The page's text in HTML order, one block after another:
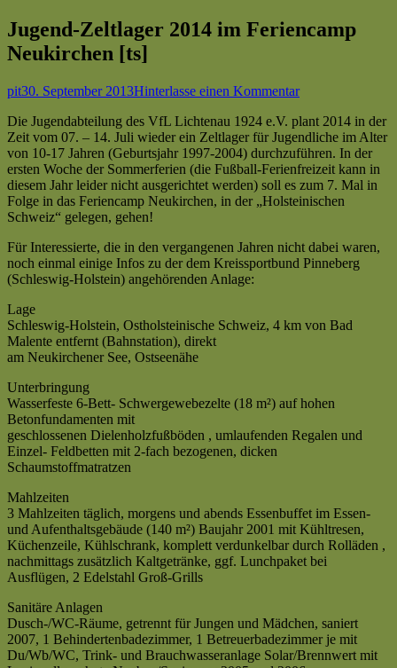
Jugend-Zeltlager 2014 im Feriencamp
Neukirchen [ts]
Autor
pitVeröffentlicht
30. September 2013Hinterlasse einen Kommentarzu
Zeltlager
2014
im
Feriencamp
Neukirchen
[ts]
Die Jugendabteilung des VfL Lichtenau 1924 e.V. plant 2014 in der
Zeit vom 07. – 14. Juli wieder ein Zeltlager für Jugendliche im Alter
von 10-17 Jahren (Geburtsjahr 1997-2004) durchzuführen. In der
ersten Woche der Sommerferien (die Fußball-Ferienfreizeit kann in
diesem Jahr leider nicht ausgerichtet werden) soll es zum 7. Mal in
Folge in das Feriencamp Neukirchen, in der „Holsteinischen
Schweiz“ gelegen, gehen!
Für Interessierte, die in den vergangenen Jahren nicht dabei waren,
noch einmal einige Infos zu der dem Kreissportbund Pinneberg
(Schleswig-Holstein) angehörenden Anlage:
Lage
Schleswig-Holstein, Ostholsteinische Schweiz, 4 km von Bad
Malente entfernt (Bahnstation), direkt
am Neukirchener See, Ostseenähe
Unterbringung
Wasserfeste 6-Bett- Schwergewebezelte (18 m²) auf hohen
Betonfundamenten mit
geschlossenen Dielenholzfußböden , umlaufenden Regalen und
Einzel- Feldbetten mit 2-fach bezogenen, dicken
Schaumstoffmatratzen
Mahlzeiten
3 Mahlzeiten täglich, morgens und abends Essenbuffet im Essen-
und Aufenthaltsgebäude (140 m²) Baujahr 2001 mit Kühltresen,
Küchenzeile, Kühlschrank, komplett verdunkelbar durch Rolläden ,
nachmittags zusätzlich Kaltgetränke, ggf. Lunchpaket bei
Ausflügen, 2 Edelstahl Groß-Grills
Sanitäre Anlagen
Dusch-/WC-Räume, getrennt für Jungen und Mädchen, saniert
2007, 1 Behindertenbadezimmer, 1 Betreuerbadezimmer je mit
Du/Wb/WC, Trink- und Brauchwasseranlage Solar/Brennwert mit